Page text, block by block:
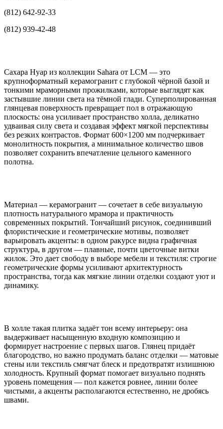
(812) 642-92-33
(812) 939-42-48
Сахара Нуар из коллекции Sahara от LCM — это
крупноформатный керамогранит с глубокой чёрной базой и
тонкими мраморными прожилками, которые выглядят как
застывшие линии света на тёмной глади. Суперполированная
глянцевая поверхность превращает пол в отражающую
плоскость: она усиливает пространство холла, деликатно
удваивая силу света и создавая эффект мягкой перспективы
без резких контрастов. Формат 600×1200 мм подчеркивает
монолитность покрытия, а минимальное количество швов
позволяет сохранить впечатление цельного каменного
полотна.
Материал — керамогранит — сочетает в себе визуальную
плотность натурального мрамора и практичность
современных покрытий. Тончайший рисунок, соединивший
флористические и геометрические мотивы, позволяет
варьировать акценты: в одном ракурсе видна графичная
структура, в другом — плавные, почти цветочные витки
жилок. Это дает свободу в выборе мебели и текстиля: строгие
геометрические формы усиливают архитектурность
пространства, тогда как мягкие линии отделки создают уют и
динамику.
В холле такая плитка задаёт тон всему интерьеру: она
выдерживает насыщенную входную композицию и
формирует настроение с первых шагов. Глянец придаёт
благородство, но важно продумать баланс отделки — матовые
стены или текстиль смягчат блеск и предотвратят излишнюю
холодность. Крупный формат помогает визуально поднять
уровень помещения — пол кажется ровнее, линии более
чистыми, а акценты располагаются естественно, не дробясь
швами.